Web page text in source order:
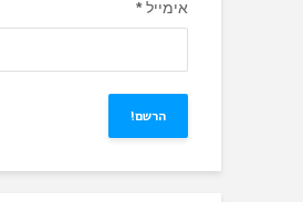
אימייל*